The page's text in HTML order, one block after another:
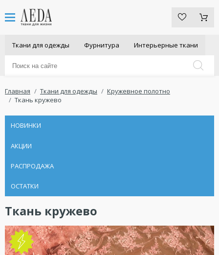
Ткани для одежды Фурнитура Интерьерные ткани
Главная Ткани для одежды
Кружевное полотно
Ткань кружево
НОВИНКИ
АКЦИИ
РАСПРОДАЖА
ОСТАТКИ
Ткань кружево